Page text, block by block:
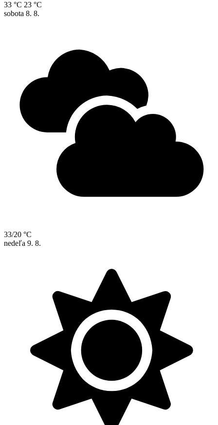
33 °C 23 °C
sobota 8. 8.
33/20 °C
nedeľa 9. 8.